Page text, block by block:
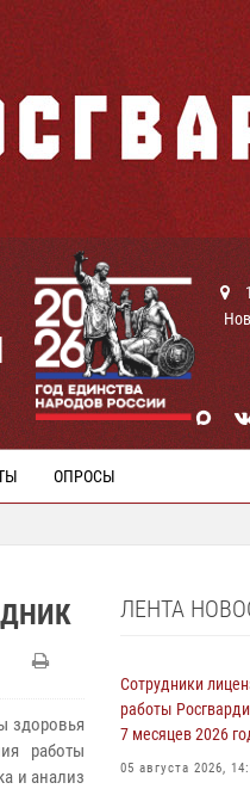
ОПРОСЫ
здоровья
работы
и анализ
ЛЕНТА
Сотрудники
работы
7 месяцев 2026
05 августа 2026,